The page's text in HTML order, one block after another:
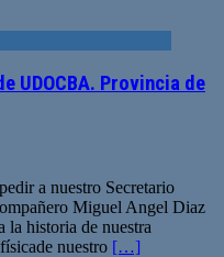
UDOCBA. Provincia de
a nuestro Secretario
Miguel Angel Diaz
la historia de nuestra
nuestro […]